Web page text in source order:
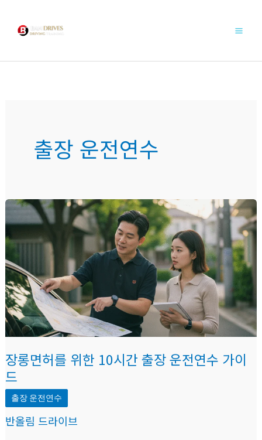
로
출장 운전연수
장롱면허를 위한 10시간 출장 운전연수 가이
드
출장 운전연수
반올림 드라이브
장
롱
면
허
를
위
한
10
간
출
장
운